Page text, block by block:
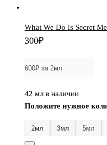
What We Do Is Secret
300₽
42 мл в наличии
Положите нужное
2мл 3мл 5мл